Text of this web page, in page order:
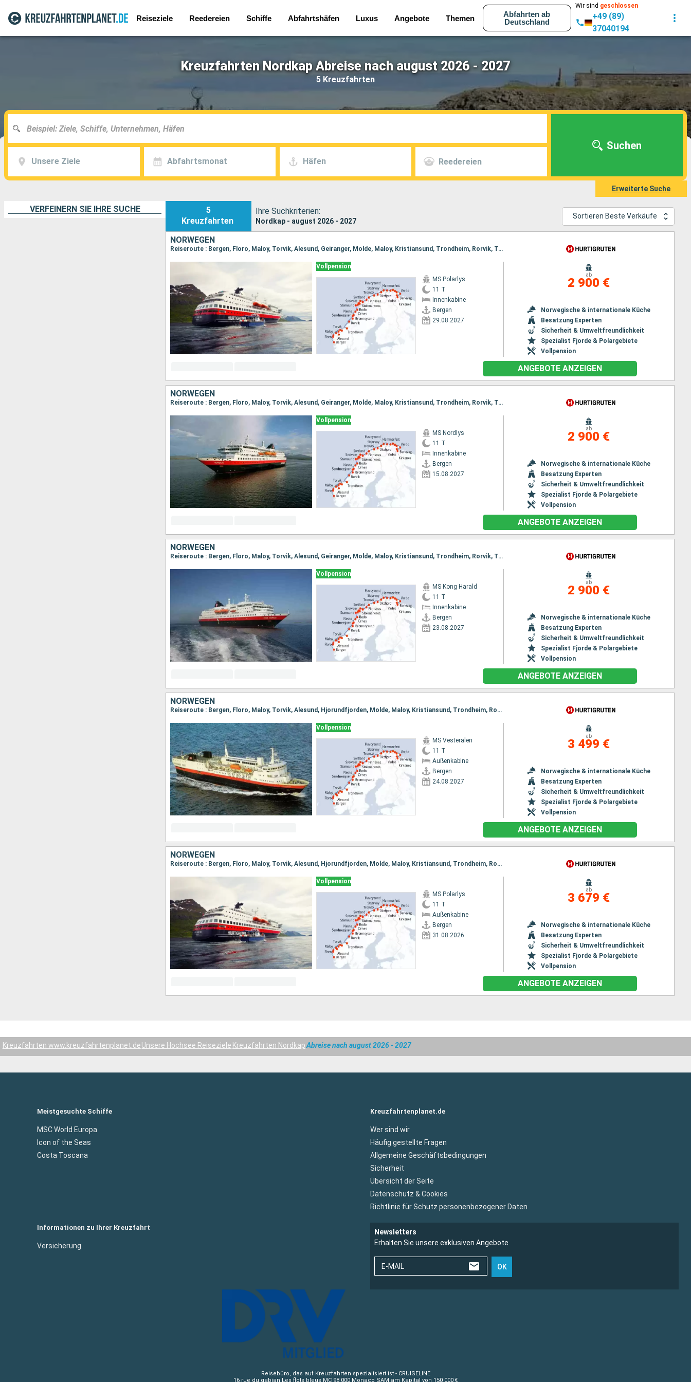
Reiseziele Reedereien Schiffe Abfahrtshäfen Luxus Angebote Themen
Abfahrten ab
Deutschland
Wir sind geschlossen
+49 (89)
37040194
Kreuzfahrten Nordkap Abreise nach august 2026 - 2027
5 Kreuzfahrten
Unsere Ziele Abfahrtsmonat Häfen Reedereien
Suchen
Erweiterte Suche
VERFEINERN SIE IHRE SUCHE
5
Kreuzfahrten
Ihre Suchkriterien:
Nordkap - august 2026 - 2027
Sortieren Beste Verkäufe
NORWEGEN
Reiseroute : Bergen, Floro, Maloy, Torvik, Alesund, Geiranger, Molde, Maloy, Kristiansund, Trondheim, Rorvik, Torvik, Bronnoysund, Sandnessjoen, Nesna, Ornes, Bodo, Stamsund, Svolvaer, Alesund, Stokmarknes, Sortland, Risoyhamn, Harstad, Finnsnes, Tromso, Skjervoy, Geiranger, Oksfjord, Hammerfest, Havoysund, Honningsvag, Kjollefjord, Mehamn, Berlevag, Alesund, Batsfjord, Vardo, Vadso, Kirkenes, Berlevag, Molde, Mehamn, Kjollefjord, Honningsvag, Havoysund, Hammerfest, Oksfjord, Skjervoy, Tromso, Kristiansund, Finnsnes, Harstad, Risoyhamn, Sortland, Stokmarknes, Svolvaer, Stamsund, Trondheim, Bodo, Ornes, Nesna, Sandnessjoen, Bronnoysund, Rorvik, Trondheim, Bronnoysund, Sandnessjoen, Nesna, Ornes, Bodo, Stamsund, Svolvaer, Stokmarknes, Sortland, Risoyhamn, Harstad, Finnsnes, Tromso, Skjervoy, Oksfjord, Hammerfest, Havoysund, Honningsvag, Kjollefjord, Mehamn, Berlevag, Batsfjord, Vardo, Vadso, Kirkenes, Vardo, Batsfjord, Berlevag, Mehamn, Kjollefjord, Honningsvag, Havoysund, Hammerfest, Oksfjord, Skjervoy, Tromso, Finnsnes, Harstad, Risoyhamn, Sortland, Stokmarknes, Svolvaer, Stamsund, Bodo, Ornes, Nesna, Sandnessjoen, Bronnoysund, Rorvik, Trondheim
Vollpension
MS Polarlys
11 T
Innenkabine
Bergen
29.08.2027
ab
2 900 €
Norwegische & internationale Küche
Besatzung Experten
Sicherheit & Umweltfreundlichkeit
Spezialist Fjorde & Polargebiete
Vollpension
ANGEBOTE ANZEIGEN
NORWEGEN
Reiseroute : Bergen, Floro, Maloy, Torvik, Alesund, Geiranger, Molde, Maloy, Kristiansund, Trondheim, Rorvik, Torvik, Bronnoysund, Sandnessjoen, Nesna, Ornes, Bodo, Stamsund, Svolvaer, Alesund, Stokmarknes, Sortland, Risoyhamn, Harstad, Finnsnes, Tromso, Skjervoy, Geiranger, Oksfjord, Hammerfest, Havoysund, Honningsvag, Kjollefjord, Mehamn, Berlevag, Alesund, Batsfjord, Vardo, Vadso, Kirkenes, Berlevag, Molde, Mehamn, Kjollefjord, Honningsvag, Havoysund, Hammerfest, Oksfjord, Skjervoy, Tromso, Kristiansund, Finnsnes, Harstad, Risoyhamn, Sortland, Stokmarknes, Svolvaer, Stamsund, Trondheim, Bodo, Ornes, Nesna, Sandnessjoen, Bronnoysund, Rorvik, Trondheim, Bronnoysund, Sandnessjoen, Nesna, Ornes, Bodo, Stamsund, Svolvaer, Stokmarknes, Sortland, Risoyhamn, Harstad, Finnsnes, Tromso, Skjervoy, Oksfjord, Hammerfest, Havoysund, Honningsvag, Kjollefjord, Mehamn, Berlevag, Batsfjord, Vardo, Vadso, Kirkenes, Vardo, Batsfjord, Berlevag, Mehamn, Kjollefjord, Honningsvag, Havoysund, Hammerfest, Oksfjord, Skjervoy, Tromso, Finnsnes, Harstad, Risoyhamn, Sortland, Stokmarknes, Svolvaer, Stamsund, Bodo, Ornes, Nesna, Sandnessjoen, Bronnoysund, Rorvik, Trondheim
Vollpension
MS Nordlys
11 T
Innenkabine
Bergen
15.08.2027
ab
2 900 €
Norwegische & internationale Küche
Besatzung Experten
Sicherheit & Umweltfreundlichkeit
Spezialist Fjorde & Polargebiete
Vollpension
ANGEBOTE ANZEIGEN
NORWEGEN
Reiseroute : Bergen, Floro, Maloy, Torvik, Alesund, Geiranger, Molde, Maloy, Kristiansund, Trondheim, Rorvik, Torvik, Bronnoysund, Sandnessjoen, Nesna, Ornes, Bodo, Stamsund, Svolvaer, Alesund, Stokmarknes, Sortland, Risoyhamn, Harstad, Finnsnes, Tromso, Skjervoy, Geiranger, Oksfjord, Hammerfest, Havoysund, Honningsvag, Kjollefjord, Mehamn, Berlevag, Alesund, Batsfjord, Vardo, Vadso, Kirkenes, Berlevag, Molde, Mehamn, Kjollefjord, Honningsvag, Havoysund, Hammerfest, Oksfjord, Skjervoy, Tromso, Kristiansund, Finnsnes, Harstad, Risoyhamn, Sortland, Stokmarknes, Svolvaer, Stamsund, Trondheim, Bodo, Ornes, Nesna, Sandnessjoen, Bronnoysund, Rorvik, Trondheim, Bronnoysund, Sandnessjoen, Nesna, Ornes, Bodo, Stamsund, Svolvaer, Stokmarknes, Sortland, Risoyhamn, Harstad, Finnsnes, Tromso, Skjervoy, Oksfjord, Hammerfest, Havoysund, Honningsvag, Kjollefjord, Mehamn, Berlevag, Batsfjord, Vardo, Vadso, Kirkenes, Vardo, Batsfjord, Berlevag, Mehamn, Kjollefjord, Honningsvag, Havoysund, Hammerfest, Oksfjord, Skjervoy, Tromso, Finnsnes, Harstad, Risoyhamn, Sortland, Stokmarknes, Svolvaer, Stamsund, Bodo, Ornes, Nesna, Sandnessjoen, Bronnoysund, Rorvik, Trondheim
Vollpension
MS Kong Harald
11 T
Innenkabine
Bergen
23.08.2027
ab
2 900 €
Norwegische & internationale Küche
Besatzung Experten
Sicherheit & Umweltfreundlichkeit
Spezialist Fjorde & Polargebiete
Vollpension
ANGEBOTE ANZEIGEN
NORWEGEN
Reiseroute : Bergen, Floro, Maloy, Torvik, Alesund, Hjorundfjorden, Molde, Maloy, Kristiansund, Trondheim, Rorvik, Torvik, Bronnoysund, Sandnessjoen, Nesna, Ornes, Bodo, Stamsund, Svolvaer, Alesund, Stokmarknes, Sortland, Risoyhamn, Harstad, Finnsnes, Tromso, Skjervoy, Hjorundfjorden, Oksfjord, Hammerfest, Havoysund, Honningsvag, Kjollefjord, Mehamn, Berlevag, Alesund, Batsfjord, Vardo, Vadso, Kirkenes, Berlevag, Molde, Mehamn, Kjollefjord, Honningsvag, Havoysund, Hammerfest, Oksfjord, Skjervoy, Tromso, Kristiansund, Finnsnes, Harstad, Risoyhamn, Sortland, Stokmarknes, Svolvaer, Stamsund, Trondheim, Bodo, Ornes, Nesna, Sandnessjoen, Bronnoysund, Rorvik, Trondheim, Bronnoysund, Sandnessjoen, Nesna, Ornes, Bodo, Stamsund, Svolvaer, Stokmarknes, Sortland, Risoyhamn, Harstad, Finnsnes, Tromso, Skjervoy, Oksfjord, Hammerfest, Havoysund, Honningsvag, Kjollefjord, Mehamn, Berlevag, Batsfjord, Vardo, Vadso, Kirkenes, Vardo, Batsfjord, Berlevag, Mehamn, Kjollefjord, Honningsvag, Havoysund, Hammerfest, Oksfjord, Skjervoy, Tromso, Finnsnes, Harstad, Risoyhamn, Sortland, Stokmarknes, Svolvaer, Stamsund, Bodo, Ornes, Nesna, Sandnessjoen, Bronnoysund, Rorvik, Trondheim
Vollpension
MS Vesteralen
11 T
Außenkabine
Bergen
24.08.2027
ab
3 499 €
Norwegische & internationale Küche
Besatzung Experten
Sicherheit & Umweltfreundlichkeit
Spezialist Fjorde & Polargebiete
Vollpension
ANGEBOTE ANZEIGEN
NORWEGEN
Reiseroute : Bergen, Floro, Maloy, Torvik, Alesund, Hjorundfjorden, Molde, Maloy, Kristiansund, Trondheim, Rorvik, Torvik, Bronnoysund, Sandnessjoen, Nesna, Ornes, Bodo, Stamsund, Svolvaer, Alesund, Stokmarknes, Sortland, Risoyhamn, Harstad, Finnsnes, Tromso, Skjervoy, Hjorundfjorden, Oksfjord, Hammerfest, Havoysund, Honningsvag, Kjollefjord, Mehamn, Berlevag, Alesund, Batsfjord, Vardo, Vadso, Kirkenes, Berlevag, Molde, Mehamn, Kjollefjord, Honningsvag, Havoysund, Hammerfest, Oksfjord, Skjervoy, Tromso, Kristiansund, Finnsnes, Harstad, Risoyhamn, Sortland, Stokmarknes, Svolvaer, Stamsund, Trondheim, Bodo, Ornes, Nesna, Sandnessjoen, Bronnoysund, Rorvik, Trondheim, Bronnoysund, Sandnessjoen, Nesna, Ornes, Bodo, Stamsund, Svolvaer, Stokmarknes, Sortland, Risoyhamn, Harstad, Finnsnes, Tromso, Skjervoy, Oksfjord, Hammerfest, Havoysund, Honningsvag, Kjollefjord, Mehamn, Berlevag, Batsfjord, Vardo, Vadso, Kirkenes, Vardo, Batsfjord, Berlevag, Mehamn, Kjollefjord, Honningsvag, Havoysund, Hammerfest, Oksfjord, Skjervoy, Tromso, Finnsnes, Harstad, Risoyhamn, Sortland, Stokmarknes, Svolvaer, Stamsund, Bodo, Ornes, Nesna, Sandnessjoen, Bronnoysund, Rorvik, Trondheim
Vollpension
MS Polarlys
11 T
Außenkabine
Bergen
31.08.2026
ab
3 679 €
Norwegische & internationale Küche
Besatzung Experten
Sicherheit & Umweltfreundlichkeit
Spezialist Fjorde & Polargebiete
Vollpension
ANGEBOTE ANZEIGEN
Kreuzfahrten www.kreuzfahrtenplanet.deUnsere Hochsee Reiseziele Kreuzfahrten NordkapAbreise nach august 2026 - 2027
Meistgesuchte Schiffe
MSC World Europa
Icon of the Seas
Costa Toscana
Kreuzfahrtenplanet.de
Wer sind wir
Häufig gestellte Fragen
Allgemeine Geschäftsbedingungen
Sicherheit
Übersicht der Seite
Datenschutz & Cookies
Richtlinie für Schutz personenbezogener Daten
Informationen zu Ihrer Kreuzfahrt
Versicherung
Newsletters
Erhalten Sie unsere exklusiven Angebote
E-MAIL OK
Reisebüro, das auf Kreuzfahrten spezialisiert ist - CRUISELINE
16 rue du gabian Les flots bleus MC 98 000 Monaco SAM am Kapital von 150 000 €